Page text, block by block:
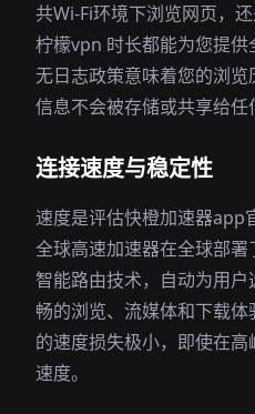
共Wi-Fi环境下浏览网页，
柠檬vpn 时长都能为您提
无日志政策意味着您的浏
信息不会被存储或共享给任
连接速度与稳定性
速度是评估快橙加速器app
全球高速加速器在全球部
智能路由技术，自动为用
畅的浏览、流媒体和下载
的速度损失极小，即使在
速度。